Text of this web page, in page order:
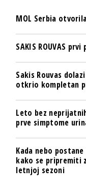
MOL Serbia
SAKIS ROUVAS
Sakis Rouvas
otkrio kompletan
Leto bez
prve simptome
Kada nebo
kako se pripremiti
letnjoj sezoni